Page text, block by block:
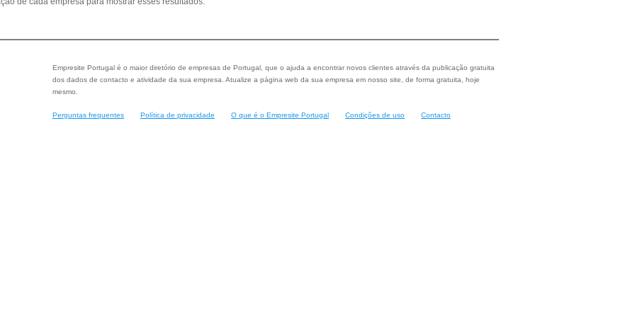
Empresite Portugal é o maior diretório de empresas de Portugal, que o ajuda a encontrar novos clientes através da publicação gratuita
dos dados de contacto e atividade da sua empresa. Atualize a página web da sua empresa em nosso site, de forma gratuita, hoje
mesmo.
Perguntas frequentes Política de privacidade O que é o Empresite Portugal Condições de uso Contacto